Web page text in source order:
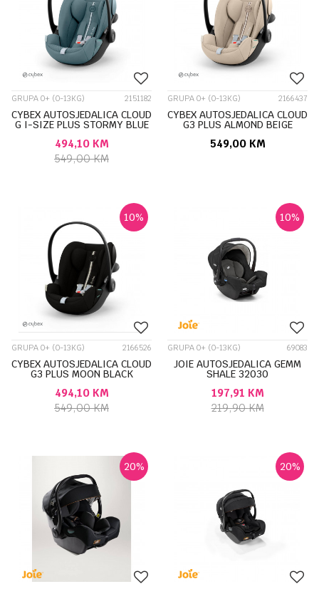
GRUPA 0+ (0-13KG) 2151182
CYBEX AUTOSJEDALICA CLOUD
G I-SIZE PLUS STORMY BLUE
494,10 KM
549,00KM
GRUPA 0+ (0-13KG) 2166437
CYBEX AUTOSJEDALICA CLOUD
G3 PLUS ALMOND BEIGE
549,00 KM
10%
GRUPA 0+ (0-13KG) 2166526
CYBEX AUTOSJEDALICA CLOUD
G3 PLUS MOON BLACK
494,10 KM
549,00KM
10%
GRUPA 0+ (0-13KG) 69083
JOIE AUTOSJEDALICA GEMM
SHALE 32030
197,91 KM
219,90KM
20% 20%